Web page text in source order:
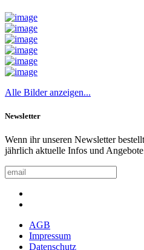
Alle Bilder anzeigen...
Newsletter
Wenn ihr unseren Newsletter
jährlich aktuelle Infos und
AGB
Impressum
Datenschutz